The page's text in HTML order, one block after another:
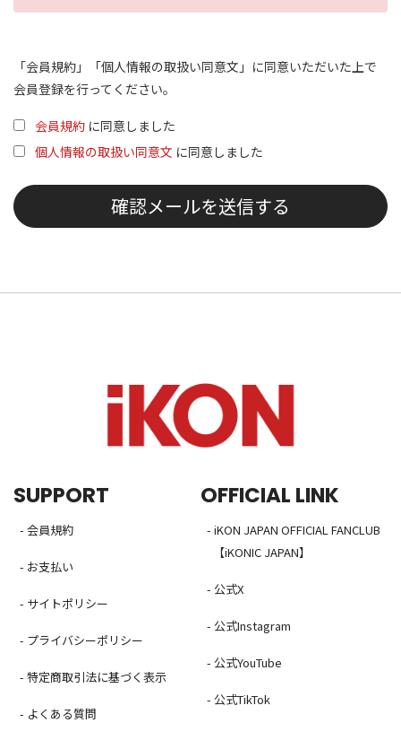
「会員規約」「個人情報の取扱い同意文」に同意いただいた上で
会員登録を行ってください。
会員規約 に同意しました
個人情報の取扱い同意文 に同意しました
確認メールを送信する
SUPPORT
- 会員規約
- お支払い
- サイトポリシー
- プライバシーポリシー
- 特定商取引法に基づく表示
- よくある質問
OFFICIAL LINK
- iKON JAPAN OFFICIAL FANCLUB
【iKONIC JAPAN】
- 公式X
- 公式Instagram
- 公式YouTube
- 公式TikTok